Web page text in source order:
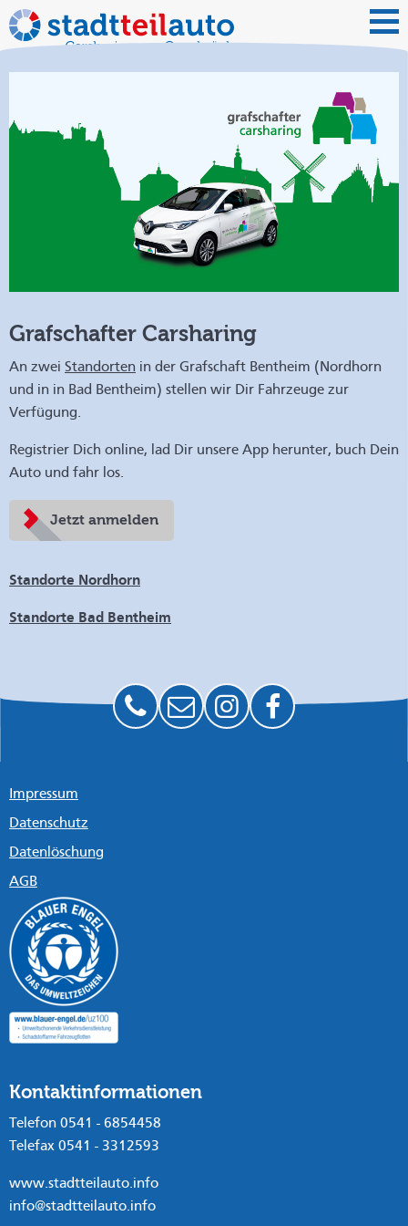
Grafschafter Carsharing
An zwei Standorten in der Grafschaft Bentheim (Nordhorn
und in in Bad Bentheim) stellen wir Dir Fahrzeuge zur
Verfügung.
Registrier Dich online, lad Dir unsere App herunter, buch Dein
Auto und fahr los.
Jetzt anmelden
Standorte Nordhorn
Standorte Bad Bentheim
Impressum
Datenschutz
Datenlöschung
AGB
Kontaktinformationen
Telefon 0541 - 6854458
Telefax 0541 - 3312593
www.stadtteilauto.info
info@stadtteilauto.info